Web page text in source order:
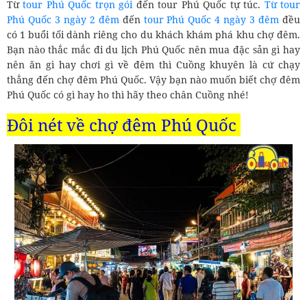
Từtour Phú Quốc trọn góiđến tour Phú Quốc tự túc. Từ tour
Phú Quốc 3 ngày 2 đêmđến tour Phú Quốc 4 ngày 3 đêm đều
có 1 buổi tối dành riêng cho du khách khám phá khu chợ đêm.
Bạn nào thắc mắc đi du lịch Phú Quốc nên mua đặc sản gì hay
nên ăn gì hay chơi gì về đêm thì Cuồng khuyên là cứ chạy
thẳng đến chợ đêm Phú Quốc. Vậy bạn nào muốn biết chợ đêm
Phú Quốc có gì hay ho thì hãy theo chân Cuồng nhé!
Đôi nét về chợ đêm Phú Quốc